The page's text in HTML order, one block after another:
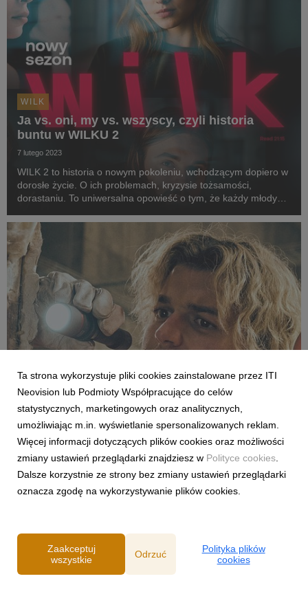
WILK
Ja vs. oni, my vs. wszyscy, czyli historia
buntu w WILKU 2
7 lutego 2023
WILK 2 to historia o nowym pokoleniu, wchodzącym dopiero w
dorosłe życie. O ich problemach, kryzysie tożsamości,
dorastaniu. To uniwersalna opowieść o tym, że każdy młody
żyć. Na ekranie m.in. Jessica Polak, ...
FILMY I SERIALE
Zagrożenie z przeszłości i walka z czasem.
„Skażenie” od 8 sierpnia w CANAL+
7 sierpnia 2026
Już 8 sierpnia w serwisie CANAL+ pojawi się film „Skażenie”,
pełna czarnego humoru komedia science fiction z udziałem
Liama Neesona. Zabójczy organizm, szczelnie zamknięty pod
Ta strona wykorzystuje pliki cookies zainstalowane przez ITI
Neovision lub Podmioty Współpracujące do celów
statystycznych, marketingowych oraz analitycznych,
umożliwiając m.in. wyświetlanie spersonalizowanych reklam.
Więcej informacji dotyczących plików cookies oraz możliwości
zmiany ustawień przeglądarki znajdziesz w Polityce cookies
Dalsze korzystnie ze strony bez zmiany ustawień przeglądarki
oznacza zgodę na wykorzystywanie plików cookies.
Zaakceptuj
wszystkie
Odrzuć
Polityka plików
cookies